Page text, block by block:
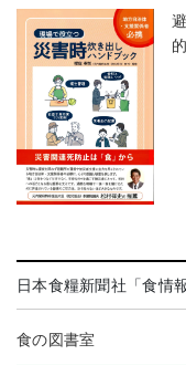
日本食糧新聞社「食情報
食の図書室